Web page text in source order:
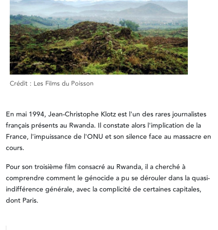
Crédit : Les Films du Poisson
En mai 1994, Jean-Christophe Klotz est l'un des rares journalistes
français présents au Rwanda. Il constate alors l'implication de la
France, l'impuissance de l'ONU et son silence face au massacre en
cours.
Pour son troisième film consacré au Rwanda, il a cherché à
comprendre comment le génocide a pu se dérouler dans la quasi-
indifférence générale, avec la complicité de certaines capitales,
dont Paris.